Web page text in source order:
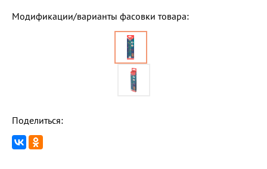
Модификации/варианты фасовки товара:
Поделиться: